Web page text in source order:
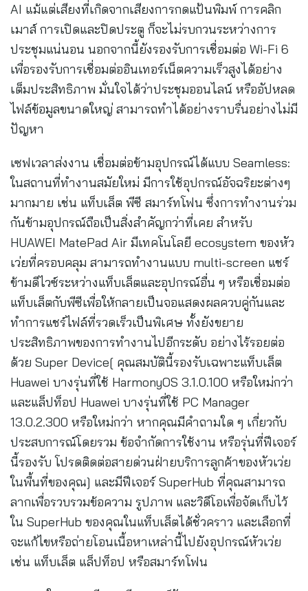
AI แม้แต่เสียงที่เกิดจากเสียงการกดแป้นพิมพ์ การคลิก
เมาส์ การเปิดและปิดประตู ก็จะไม่รบกวนระหว่างการ
ประชุมแน่นอน นอกจากนี้ยังรองรับการเชื่อมต่อ Wi-Fi 6
เพื่อรองรับการเชื่อมต่ออินเทอร์เน็ตความเร็วสูงได้อย่าง
เต็มประสิทธิภาพ มั่นใจได้ว่าประชุมออนไลน์ หรืออัปหลด
ไฟล์ข้อมูลขนาดใหญ่ สามารถทำได้อย่างราบรื่นอย่างไม่มี
ปัญหา
เซฟเวลาส่งงาน เชื่อมต่อข้ามอุปกรณ์ได้แบบ Seamless:
ในสถานที่ทำงานสมัยใหม่ มีการใช้อุปกรณ์อัจฉริยะต่างๆ
มากมาย เช่น แท็บเล็ต พีซี สมาร์ทโฟน ซึ่งการทำงานร่วม
กันข้ามอุปกรณ์ถือเป็นสิ่งสำคัญกว่าที่เคย สำหรับ
HUAWEI MatePad Air มีเทคโนโลยี ecosystem ของหัว
เว่ยที่ครอบคลุม สามารถทำงานแบบ multi-screen แชร์
ข้ามดีไวซ์ระหว่างแท็บเล็ตและอุปกรณ์อื่น ๆ หรือเชื่อมต่อ
แท็บเล็ตกับพีซีเพื่อให้กลายเป็นจอแสดงผลควบคู่กันและ
ทำการแชร์ไฟล์ที่รวดเร็วเป็นพิเศษ ทั้งยังขยาย
ประสิทธิภาพของการทำงานไปอีกระดับ อย่างไร้รอยต่อ
ด้วย Super Device[ คุณสมบัตินี้รองรับเฉพาะแท็บเล็ต
Huawei บางรุ่นที่ใช้ HarmonyOS 3.1.0.100 หรือใหม่กว่า
และแล็ปท็อป Huawei บางรุ่นที่ใช้ PC Manager
13.0.2.300 หรือใหม่กว่า หากคุณมีคำถามใด ๆ เกี่ยวกับ
ประสบการณ์โดยรวม ข้อจำกัดการใช้งาน หรือรุ่นที่ฟีเจอร์
นี้รองรับ โปรดติดต่อสายด่วนฝ่ายบริการลูกค้าของหัวเว่ย
ในพื้นที่ของคุณ] และมีฟีเจอร์ SuperHub ที่คุณสามารถ
ลากเพื่อรวบรวมข้อความ รูปภาพ และวิดีโอเพื่อจัดเก็บไว้
ใน SuperHub ของคุณในแท็บเล็ตได้ชั่วคราว และเลือกที่
จะแก้ไขหรือถ่ายโอนเนื้อหาเหล่านี้ไปยังอุปกรณ์หัวเว่ย
เช่น แท็บเล็ต แล็ปท็อป หรือสมาร์ทโฟน